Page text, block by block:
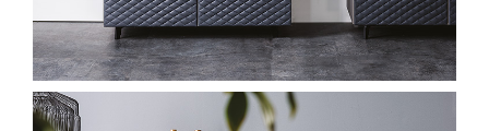
UREDSKI
HOTELSKI